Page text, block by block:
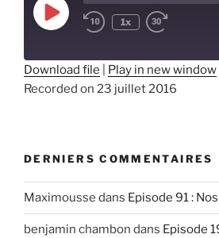
Play
Episode
1x
SHARE
EMBED
Download file Play in new window
Recorded on 23 juillet 2016
DERNIERS COMMENTAIRES
Maximousse dans Episode 91 :
benjamin chambon dans Episode